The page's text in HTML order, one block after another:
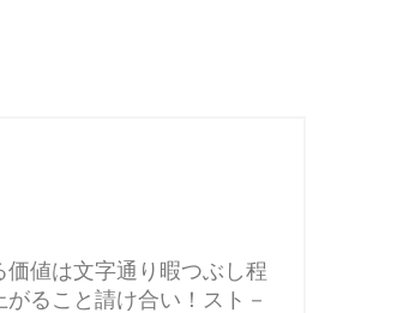
値は文字通り暇つぶし程
ること請け合い！スト－